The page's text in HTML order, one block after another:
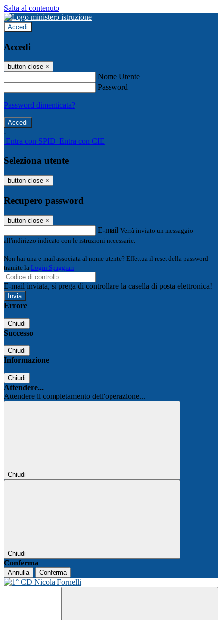
Salta al contenuto
Accedi
Accedi
button close ×
Nome Utente
Password
Password dimenticata?
-
Entra con SPID Entra con CIE
Seleziona utente
button close ×
Recupero password
button close ×
E-mail Verrà inviato un messaggio
all'indirizzo indicato con le istruzioni necessarie.
Non hai una e-mail associata al nome utente? Effettua il reset della password
tramite la Login Spaggiari
E-mail inviata, si prega di controllare la casella di posta elettronica!
Errore
Chiudi
Successo
Chiudi
Informazione
Chiudi
Attendere...
Attendere il completamento dell'operazione...
Chiudi
Chiudi
Conferma
Annulla Conferma